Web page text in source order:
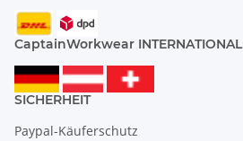
CaptainWorkwear INTERNATIONAL
SICHERHEIT
Paypal-Käuferschutz